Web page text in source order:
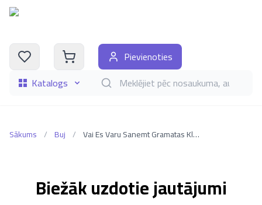
Katalogs Meklēt grāmatas pēc nosaukuma, autora,
Pievienoties
Sākums / Buj / Vai Es Varu Sanemt Gramatas Klatiene Bez Maksas
Biežāk uzdotie jautājumi